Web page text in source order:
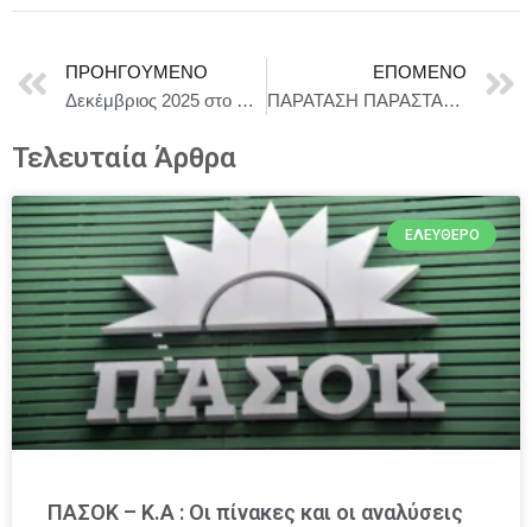
ΠΡΟΗΓΟΎΜΕΝΟ
Δεκέμβριος 2025 στο Ολύμπια, Δημοτικό Μουσικό Θέατρο «Μαρία Κάλλας»
ΕΠΌΜΕΝΟ
ΠΑΡΑΤΑΣΗ ΠΑΡΑΣΤΑΣΕΩΝ “Οι λέξεις των άλλων” συνεχίζονται έως τον Ιανουάριο – Στο Θέατρο Άβατον
Τελευταία Άρθρα
ΕΛΕΎΘΕΡΟ
ΠΑΣΟΚ – Κ.Α : Οι πίνακες και οι αναλύσεις